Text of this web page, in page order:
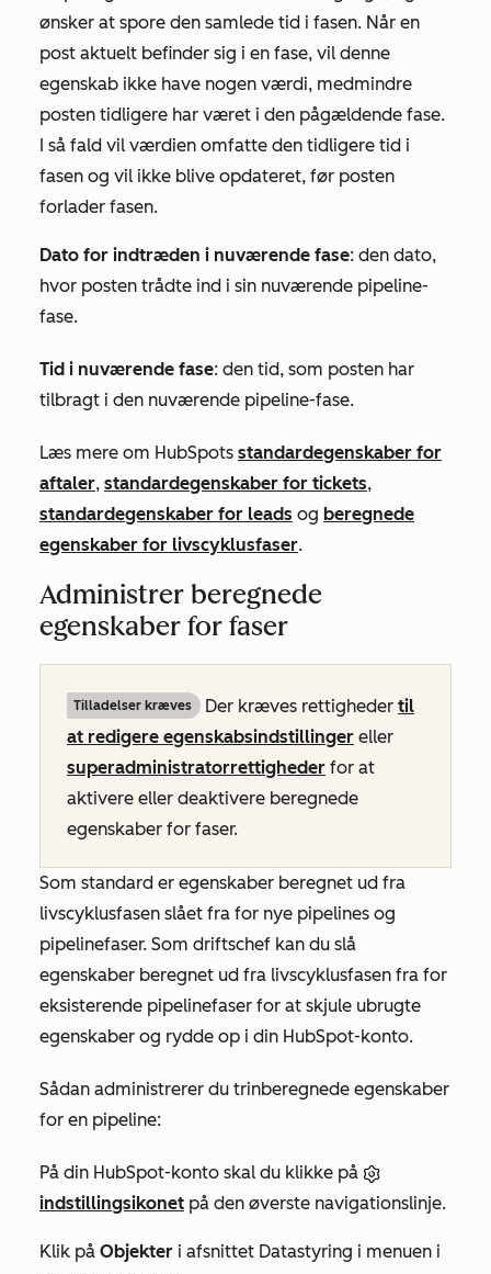
ønsker at spore den samlede tid i fasen. Når en
post aktuelt befinder sig i en fase, vil denne
egenskab ikke have nogen værdi, medmindre
posten tidligere har været i den pågældende fase.
I så fald vil værdien omfatte den tidligere tid i
fasen og vil ikke blive opdateret, før posten
forlader fasen.
Dato for indtræden i nuværende fase: den dato,
hvor posten trådte ind i sin nuværende pipeline-
fase.
Tid i nuværende fase: den tid, som posten har
tilbragt i den nuværende pipeline-fase.
Læs mere om HubSpots standardegenskaber for
aftaler, standardegenskaber for tickets,
standardegenskaber for leads og beregnede
egenskaber for livscyklusfaser.
Administrer beregnede
egenskaber for faser
Tilladelser kræves Der kræves rettigheder til
at redigere egenskabsindstillinger eller
superadministratorrettigheder for at
aktivere eller deaktivere beregnede
egenskaber for faser.
Som standard er egenskaber beregnet ud fra
livscyklusfasen slået fra for nye pipelines og
pipelinefaser. Som driftschef kan du slå
egenskaber beregnet ud fra livscyklusfasen fra for
eksisterende pipelinefaser for at skjule ubrugte
egenskaber og rydde op i din HubSpot-konto.
Sådan administrerer du trinberegnede egenskaber
for en pipeline:
På din HubSpot-konto skal du klikke på
indstillingsikonet på den øverste navigationslinje.
Klik på Objekter i afsnittet Datastyring i menuen i